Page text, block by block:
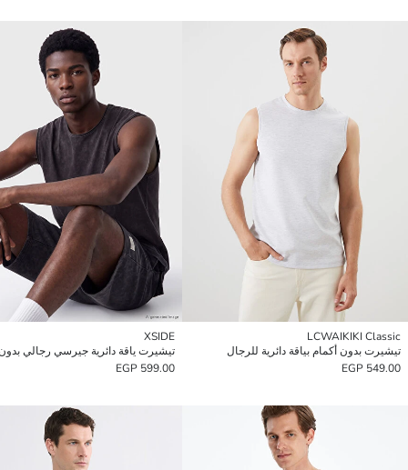
LCWAIKIKI Classic
تيشيرت بدون أكمام بياقة دائرية للرجال
549.00 EGP
XSIDE
تيشيرت ياقة دائرية جيرسي رجالي
599.00 EGP